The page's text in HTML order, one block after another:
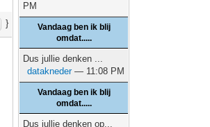
}
PM
Vandaag ben ik blij
omdat.....
Dus jullie denken ...
datakneder— 11:08 PM
Vandaag ben ik blij
omdat.....
Dus jullie denken op...